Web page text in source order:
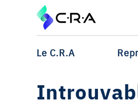
Le C.R.A